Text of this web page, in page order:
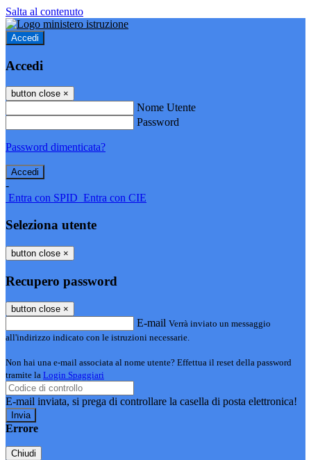
Salta al contenuto
Accedi
Accedi
button close ×
Nome Utente
Password
Password dimenticata?
-
Entra con SPID Entra con CIE
Seleziona utente
button close ×
Recupero password
button close ×
E-mail Verrà inviato un messaggio
all'indirizzo indicato con le istruzioni necessarie.
Non hai una e-mail associata al nome utente? Effettua il reset della password
tramite la Login Spaggiari
E-mail inviata, si prega di controllare la casella di posta elettronica!
Errore
Chiudi